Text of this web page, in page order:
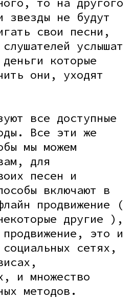
звезды не будут
свои песни,
услышат
которые
они, уходят
все доступные
Все эти же
мы можем
для
песен и
включают в
продвижение (
другие ),
это и
сетях,
и множество
методов.